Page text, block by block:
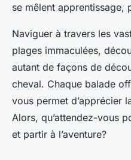
se mêlent apprentissage,
Naviguer à travers les
plages immaculées,
autant de façons de
cheval. Chaque balade
vous permet d’apprécier
Alors, qu’attendez-vous
et partir à l’aventure?